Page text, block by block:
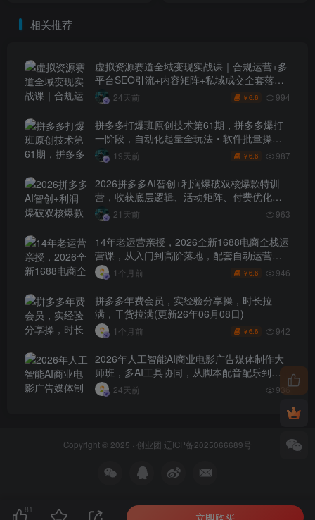
相关推荐
虚拟资源赛道全域变现实战课｜合规运营+多
平台SEO引流+内容矩阵+私域成交全套落地
玩法24天前 ￥6.6 994
拼多多打爆班原创技术第61期，拼多多爆打
一阶段，自动化起量全玩法・软件批量操
作・投产优化・大促矩阵实战课
19天前 ￥6.6 987
2026拼多多AI智创+利润爆破双核爆款特训
营，收获底层逻辑、活动矩阵、付费优化、
0-1打爆SOP
21天前 963
14年老运营亲授，2026全新1688电商全栈运
营课，从入门到高阶落地，配套自动运营表
+工具包+直播诊断等
1个月前 ￥6.6 946
拼多多年费会员，实经验分享操，时长拉
满，干货拉满(更新26年06月08日)
1个月前 ￥6.6 942
2026年人工智能AI商业电影广告媒体制作大
师班，多AI工具协同，从脚本配音配乐到电
影级短片、品牌广告全流程实战（中英字
幕）
24天前 936
Copyright © 2025 · 创业团 辽ICP备2025066689号
81
立即购买